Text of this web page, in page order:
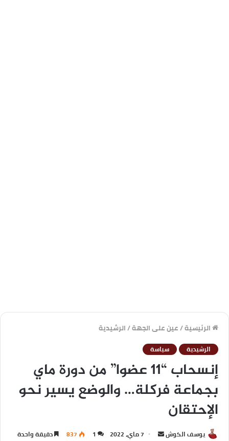
الرئيسية/عين على الجهة/الرشيدية
الرشيدية سياسة
إنسحاب “11 عضوا” من دورة ماي
بجماعة فركلة… والوضع يسير نحو
الإحتقان
يوسف الكوش 7 ماي، 2022 1
837 دقيقة واحدة